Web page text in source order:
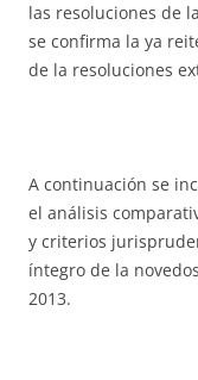
las resoluciones de
se confirma la ya
de la resoluciones
A continuación se
el análisis
y criterios
íntegro de la
2013.